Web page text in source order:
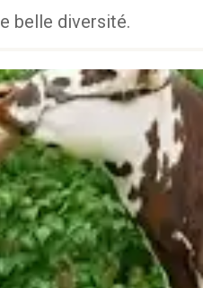
belle diversité.